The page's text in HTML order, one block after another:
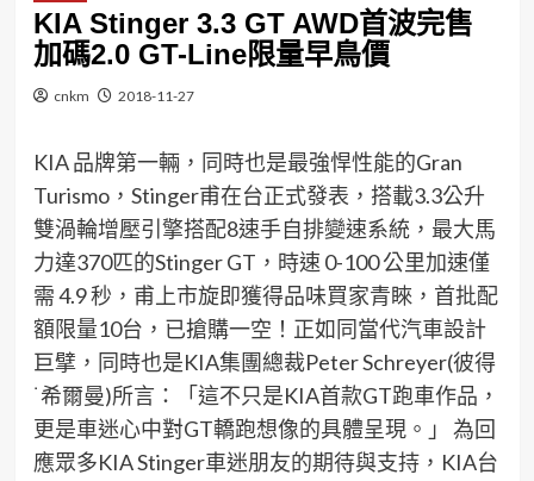
KIA Stinger 3.3 GT AWD首波完售
加碼2.0 GT-Line限量早鳥價
cnkm 2018-11-27
KIA 品牌第一輛，同時也是最強悍性能的Gran
Turismo，Stinger甫在台正式發表，搭載3.3公升
雙渦輪增壓引擎搭配8速手自排變速系統，最大馬
力達370匹的Stinger GT，時速 0-100 公里加速僅
需 4.9 秒，甫上市旋即獲得品味買家青睞，首批配
額限量10台，已搶購一空！正如同當代汽車設計
巨擘，同時也是KIA集團總裁Peter Schreyer(彼得
˙希爾曼)所言：「這不只是KIA首款GT跑車作品，
更是車迷心中對GT轎跑想像的具體呈現。」 為回
應眾多KIA Stinger車迷朋友的期待與支持，KIA台